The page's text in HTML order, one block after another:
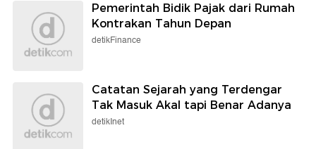
Pemerintah Bidik Pajak dari Rumah
Kontrakan Tahun Depan
detikFinance
Catatan Sejarah yang Terdengar
Tak Masuk Akal tapi Benar Adanya
detikInet